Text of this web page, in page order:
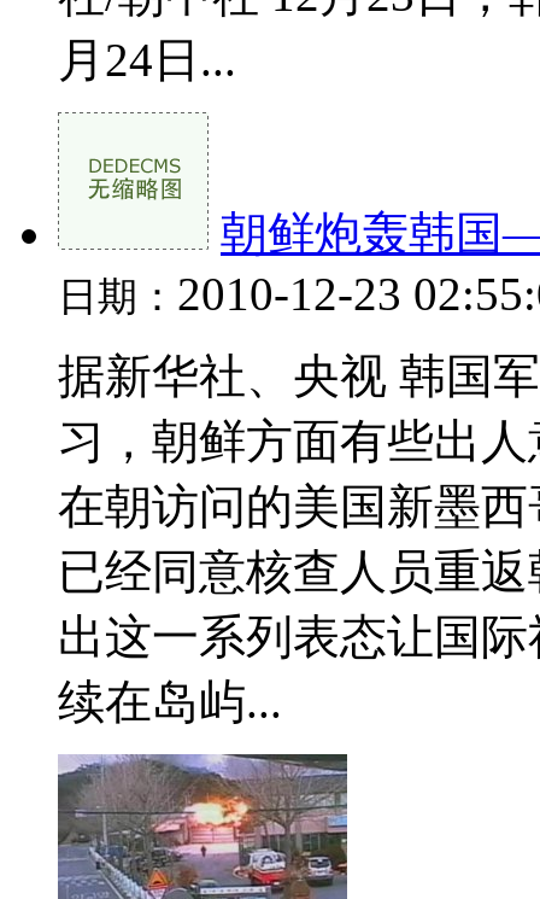
月24日...
朝鲜炮轰韩国
日期： 2010-12-23
据新华社、央视 韩国
习，朝鲜方面有些出
在朝访问的美国新墨
已经同意核查人员重
出这一系列表态让国
续在岛屿...